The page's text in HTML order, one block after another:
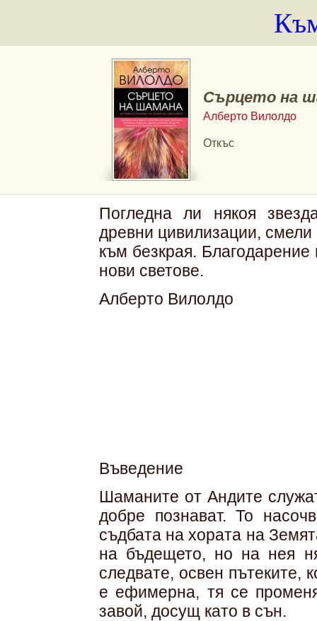
Сърцето на
Алберто Вилолдо
Откъс
Погледна ли някоя
древни цивилизации,
към безкрая.
нови светове.
Алберто Вилолдо
Въведение
Шаманите от Андите
добре познават. То
съдбата на хората на
на бъдещето, но на нея
следвате, освен пътеките,
е ефимерна, тя се
завой, досущ като в сън.